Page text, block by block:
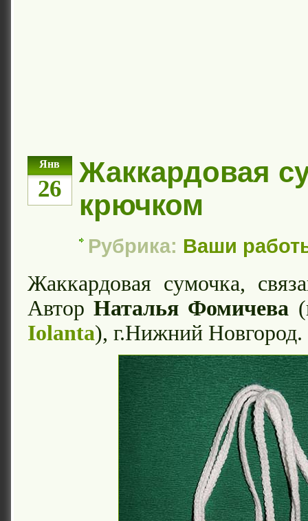
Янв
26
Жаккардовая
крючком
Рубрика: Ваши
Жаккардовая сумочка,
АвторНаталья Фомичева
Iolanta), г.Нижний Новгород.